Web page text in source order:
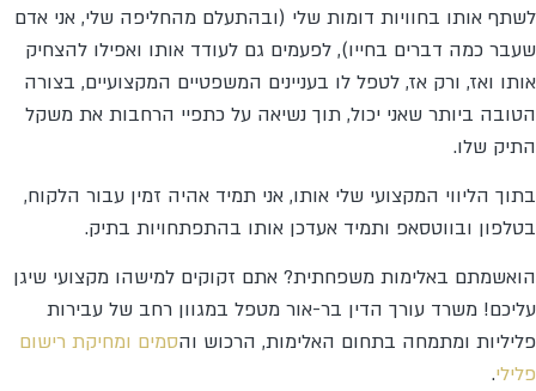
לשתף אותו בחוויות דומות שלי (ובהתעלם מהחליפה שלי, אני אדם
שעבר כמה דברים בחייו), לפעמים גם לעודד אותו ואפילו להצחיק
אותו ואז, ורק אז, לטפל לו בעניינים המשפטיים המקצועיים, בצורה
הטובה ביותר שאני יכול, תוך נשיאה על כתפיי הרחבות את משקל
התיק שלו.
בתוך הליווי המקצועי שלי אותו, אני תמיד אהיה זמין עבור הלקוח,
בטלפון ובווטסאפ ותמיד אעדכן אותו בהתפתחויות בתיק.
הואשמתם באלימות משפחתית? אתם זקוקים למישהו מקצועי שיגן
עליכם! משרד עורך הדין בר-אור מטפל במגוון רחב של עבירות
פליליות ומתמחה בתחום האלימות, הרכוש והסמים ומחיקת רישום
פלילי.